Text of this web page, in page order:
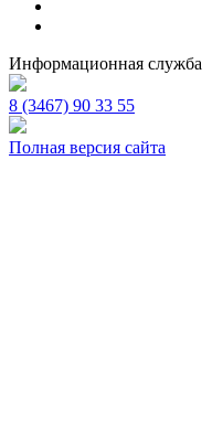
Информационная служба
8 (3467) 90 33 55
Полная версия сайта